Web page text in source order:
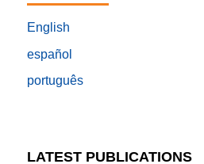
English
español
português
LATEST PUBLICATIONS